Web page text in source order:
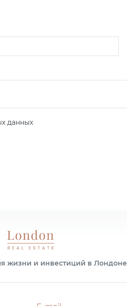
данных
жизни и инвестиций в Лондоне